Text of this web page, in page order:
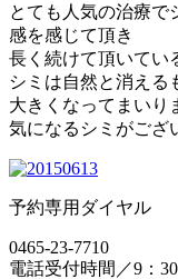
とても人気の治療で
感を感じて頂き
長く続けて頂いてい
シミは自然と消える
大きくなってまいり
気になるシミがござ
予約専用ダイヤル
0465-23-7710
電話受付時間／9：